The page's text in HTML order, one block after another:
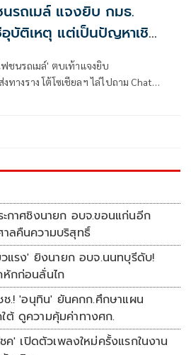
รถเมล์ แจงยิบ กมธ.
บัติเหตุ แต่เป็นปัญหาเชิง
ชนรถเมล์' ตบเท้าแจงยิบ
างราง โต้โซเชียลฯ ไล่ไปถาม Chat
ระบบเรื่องบุคคล ทวง สภา-รัฐบาล
ล้อง CCTV จี้ ติดไปแล้วกี่ตัว ถาม
นขับรถ ซัด ถ้าตรวจฉี่ปีละครั้ง ไม่ต้อง
ะกาศชิงนายก อบจ.ขอนแก่นอีก
ลคืนความบริสุทธิ์
แรง' ยิงนายก อบจ.นนทบุรีดับ!
กก่อนลั่นไก
ช.! 'อนุทิน' ยันคกก.ศึกษาแผน
ดูความคุ้มค่าทางศก.
ค' เปิดตัวเพลงใหม่ครั้งแรกในงาน